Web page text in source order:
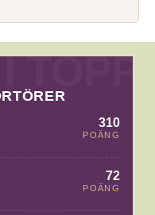
310
POÄNG
72
POÄNG